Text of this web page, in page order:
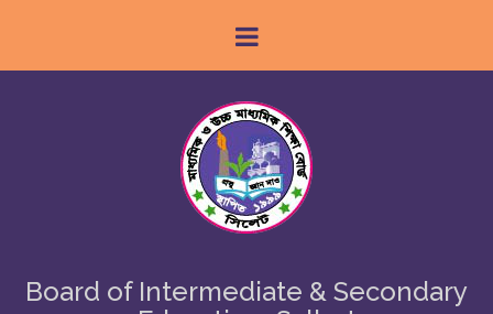
Board of Intermediate & Secondary